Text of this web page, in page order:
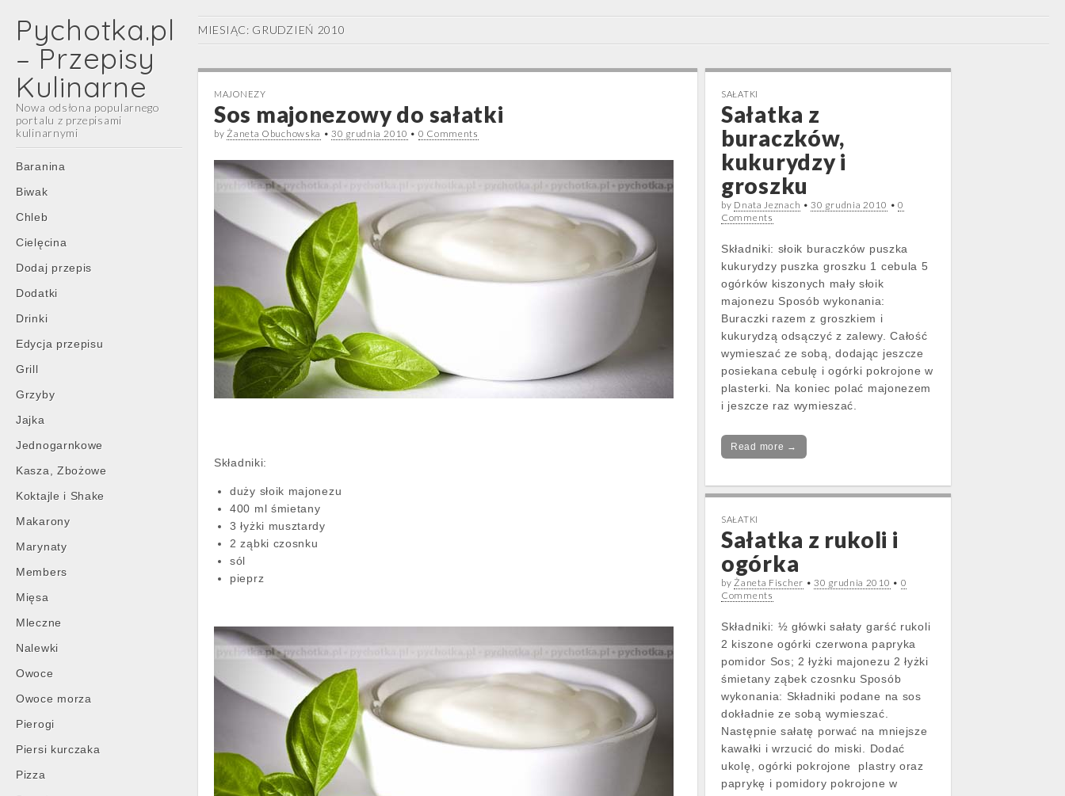
Pychotka.pl
– Przepisy
Kulinarne
Nowa odsłona popularnego
portalu z przepisami
kulinarnymi
Main
menu
Skip
content
Baranina
Biwak
Chleb
Cielęcina
Dodaj przepis
Dodatki
Drinki
Edycja przepisu
Grill
Grzyby
Jajka
Jednogarnkowe
Kasza, Zbożowe
Koktajle i Shake
Makarony
Marynaty
Members
Mięsa
Mleczne
Nalewki
Owoce
Owoce morza
Pierogi
Piersi kurczaka
Pizza
MIESIĄC: GRUDZIEŃ 2010
MAJONEZY
Sos majonezowy do sałatki
byŻaneta Obuchowska •30 grudnia 2010 • 0 Comments
Składniki:
duży słoik majonezu
400 ml śmietany
3 łyżki musztardy
2 ząbki czosnku
sól
pieprz
SAŁATKI
Sałatka z
buraczków,
kukurydzy i
groszku
by Dnata Jeznach •30 grudnia 2010 • 0
Comments
Składniki: słoik buraczków puszka
kukurydzy puszka groszku 1 cebula 5
ogórków kiszonych mały słoik
majonezu Sposób wykonania:
Buraczki razem z groszkiem i
kukurydzą odsączyć z zalewy. Całość
wymieszać ze sobą, dodając jeszcze
posiekana cebulę i ogórki pokrojone w
plasterki. Na koniec polać majonezem
i jeszcze raz wymieszać.
Read more →
SAŁATKI
Sałatka z rukoli i
ogórka
byŻaneta Fischer •30 grudnia 2010 • 0
Comments
Składniki: ½ główki sałaty garść rukoli
2 kiszone ogórki czerwona papryka
pomidor Sos; 2 łyżki majonezu 2 łyżki
śmietany ząbek czosnku Sposób
wykonania: Składniki podane na sos
dokładnie ze sobą wymieszać.
Następnie sałatę porwać na mniejsze
kawałki i wrzucić do miski. Dodać
ukolę, ogórki pokrojone plastry oraz
paprykę i pomidory pokrojone w